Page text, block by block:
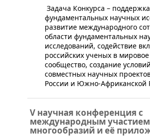
​Задача Конкурса – поддержка
фундаментальных научных
развитие международного
области фундаментальных
исследований, содействие
российских ученых в
сообщество, создание
совместных научных
России и Южно-Африканской
V научная конференция с
международным
многообразий и её